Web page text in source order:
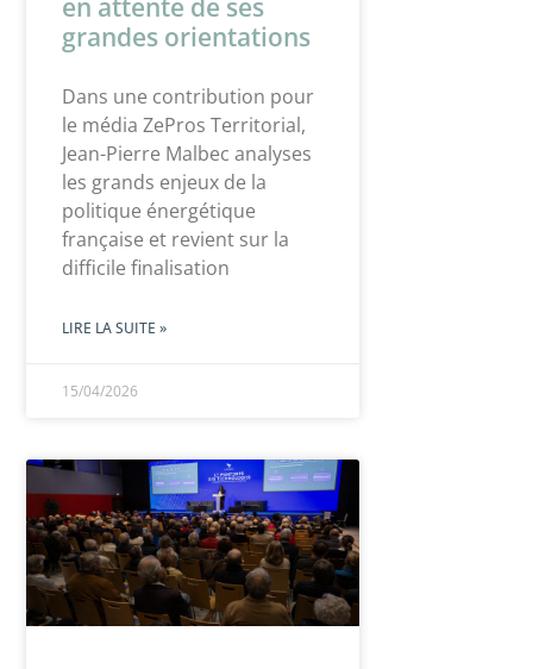
en attente de ses
grandes orientations
Dans une contribution pour
le média ZePros Territorial,
Jean-Pierre Malbec analyses
les grands enjeux de la
politique énergétique
française et revient sur la
difficile finalisation
LIRE LA SUITE »
15/04/2026